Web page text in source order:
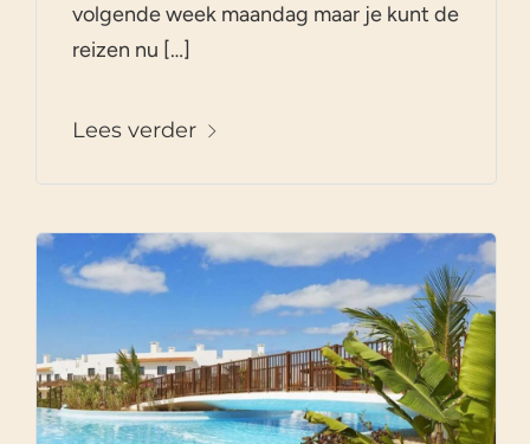
volgende week maandag maar je kunt de
reizen nu […]
Lees verder